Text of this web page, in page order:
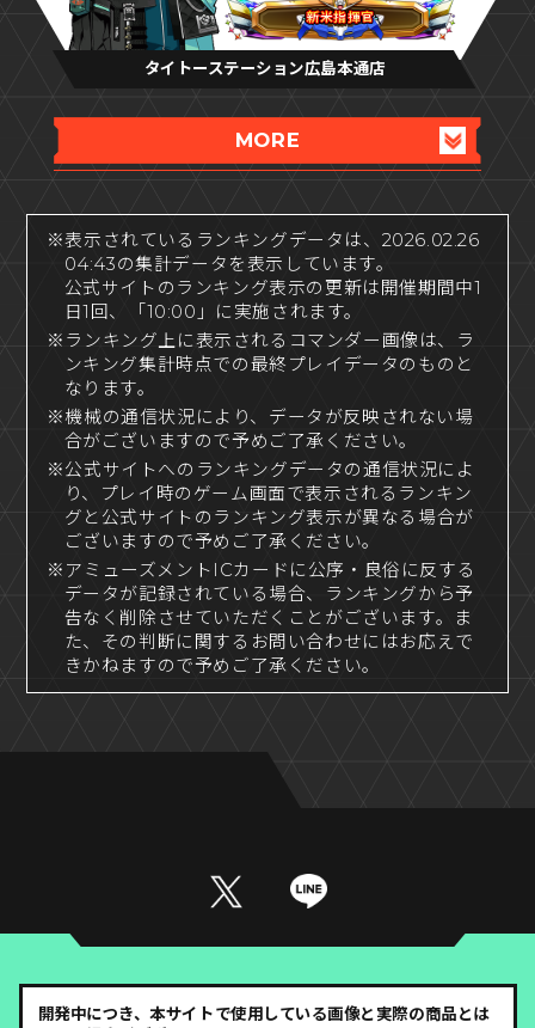
新米指揮官
新米指揮官
新米指揮官
タイトーステーション広島本通店
MORE
※表示されているランキングデータは、2026.02.26
04:43の集計データを表示しています。
公式サイトのランキング表示の更新は開催期間中1
日1回、「10:00」に実施されます。
※ランキング上に表示されるコマンダー画像は、ラ
ンキング集計時点での最終プレイデータのものと
なります。
※機械の通信状況により、データが反映されない場
合がございますので予めご了承ください。
※公式サイトへのランキングデータの通信状況によ
り、プレイ時のゲーム画面で表示されるランキン
グと公式サイトのランキング表示が異なる場合が
ございますので予めご了承ください。
※アミューズメントICカードに公序・良俗に反する
データが記録されている場合、ランキングから予
告なく削除させていただくことがございます。ま
た、その判断に関するお問い合わせにはお応えで
きかねますので予めご了承ください。
開発中につき、本サイトで使用している画像と実際の商品とは